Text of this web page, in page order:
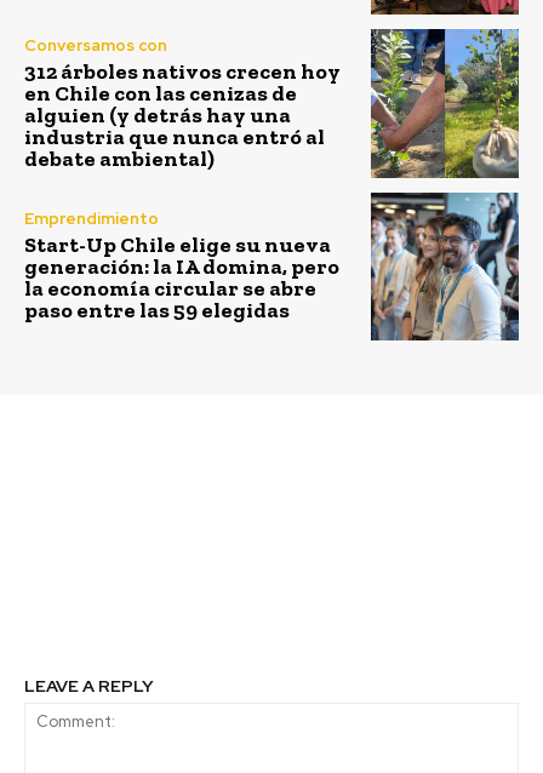
Conversamos con
312 árboles nativos crecen hoy
en Chile con las cenizas de
alguien (y detrás hay una
industria que nunca entró al
debate ambiental)
Emprendimiento
Start-Up Chile elige su nueva
generación: la IA domina, pero
la economía circular se abre
paso entre las 59 elegidas
LEAVE A REPLY